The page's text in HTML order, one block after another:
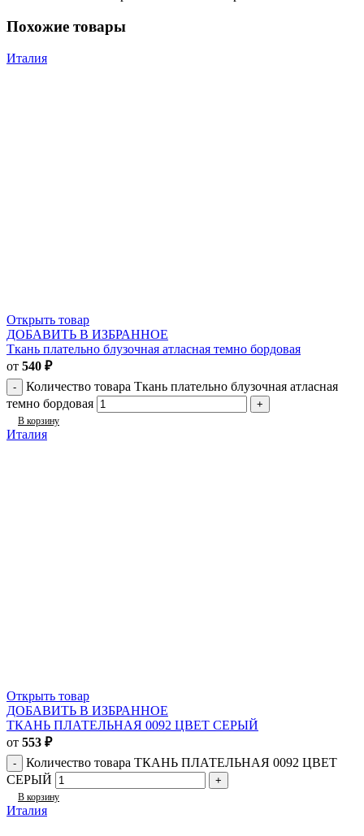
Похожие товары
Италия
Открыть товар
ДОБАВИТЬ В ИЗБРАННОЕ
Ткань плательно блузочная атласная темно бордовая
от 540 ₽
Количество товара Ткань плательно блузочная атласная
темно бордовая
В корзину
Италия
Открыть товар
ДОБАВИТЬ В ИЗБРАННОЕ
ТКАНЬ ПЛАТЕЛЬНАЯ 0092 ЦВЕТ СЕРЫЙ
от 553 ₽
Количество товара ТКАНЬ ПЛАТЕЛЬНАЯ 0092 ЦВЕТ
СЕРЫЙ
В корзину
Италия